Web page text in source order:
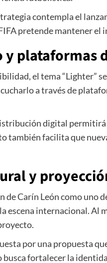
contempla el
pretende mantener
y plataformas
el tema “Lighter”
a través de
digital permitirá
también facilita que
y
de Carín León como
escena internacional. Al
por una propuesta
busca fortalecer la